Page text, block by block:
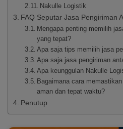
Nakulle Logistik
FAQ Seputar Jasa Pengiriman
Mengapa penting memilih
yang tepat?
Apa saja tips memilih jasa
Apa saja jasa pengiriman
Apa keunggulan Nakulle
Bagaimana cara
aman dan tepat waktu?
Penutup